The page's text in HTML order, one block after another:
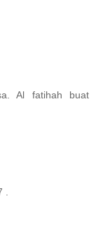
Al fatihah buat